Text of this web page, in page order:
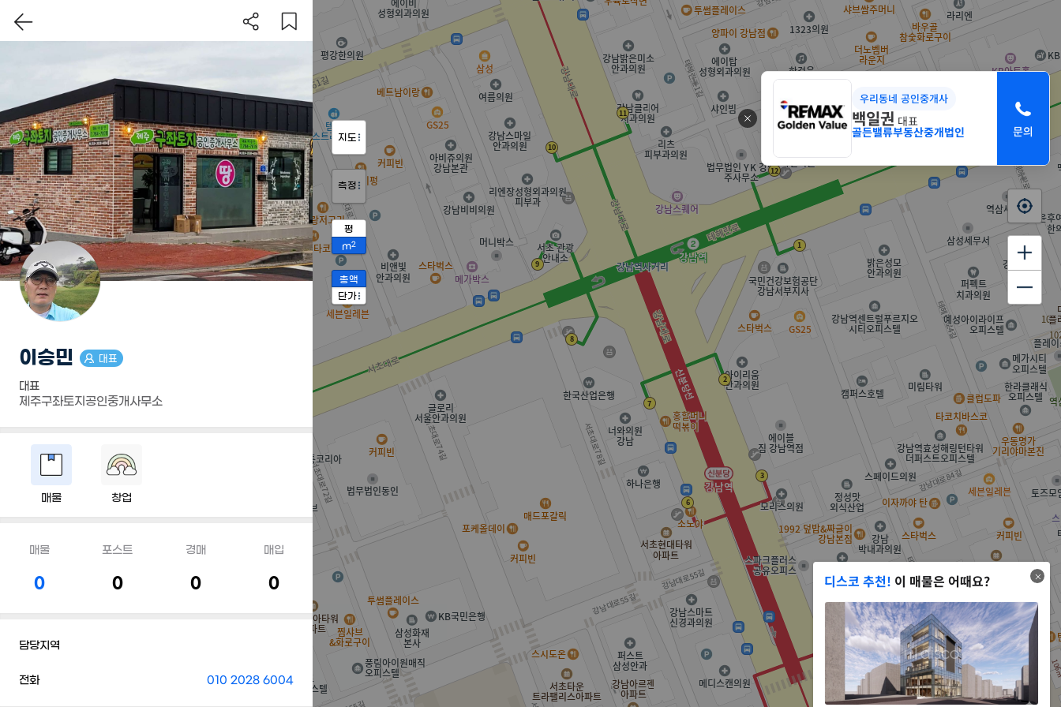
디스코 추천! 이 매물은 어때요?
우리동네 공인중개사
백일권 대표
골든밸류부동산중개법인
지도
측정
평
m2
총액
단가
이승민 대표
대표
제주구좌토지공인중개사무소
매물 창업
매물
0
포스트
0
경매
0
매입
0
담당지역
전화 010 2028 6004